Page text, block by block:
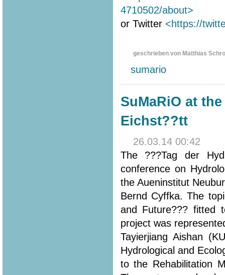
4710502/about>
or Twitter <https://
geschrieben von Matthias
sumario
SuMaRiO at
Eichst??tt
26.03.14 00:42
The ???Tag der
conference on
the Aueninstitut
Bernd Cyffka. The
and Future??? fitted
project was
Tayierjiang Aishan
Hydrological and
to the Rehabilitation